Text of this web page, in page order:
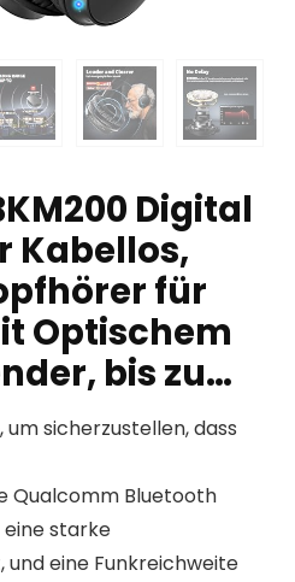
Digital
Kabellos,
für
Optischem
bis zu…
um sicherzustellen, dass
Qualcomm Bluetooth
starke
eine Funkreichweite